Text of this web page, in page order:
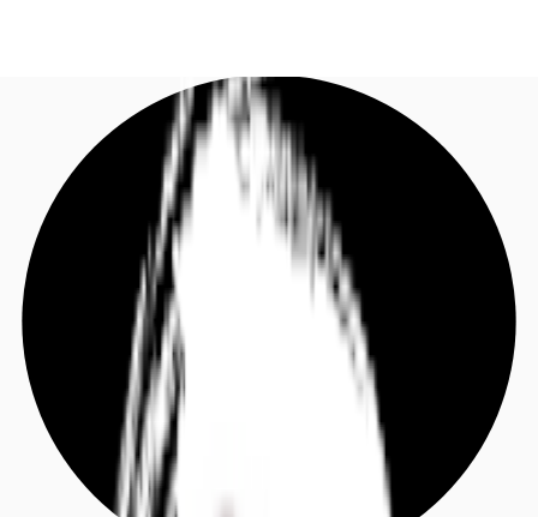
Investieren
Marktinformationen
Mehrwert
Coworking
Ihre Ansprechpartner
Favoriten
Jetzt anrufen Kontaktieren Sie uns